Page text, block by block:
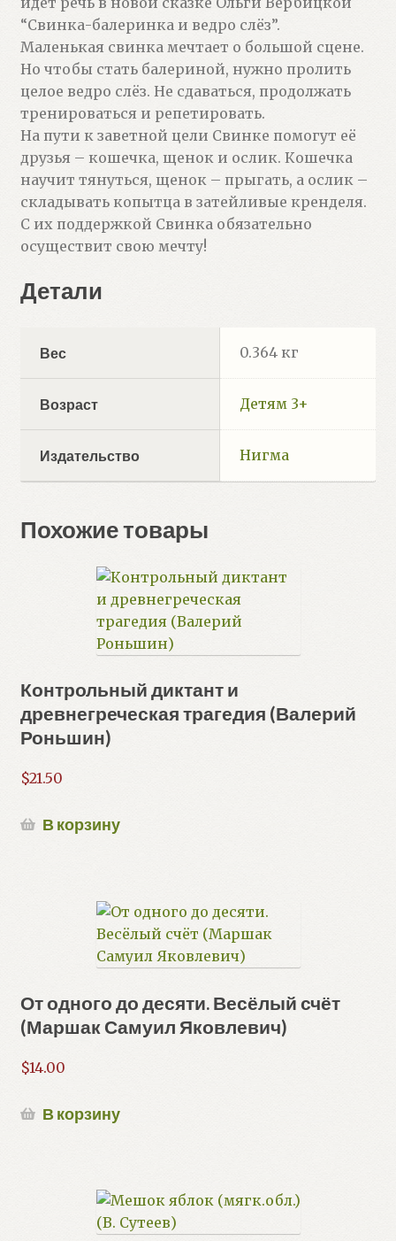
“Свинка-балеринка и ведро слёз”.
Маленькая свинка мечтает о большой сцене.
Но чтобы стать балериной, нужно пролить
целое ведро слёз. Не сдаваться, продолжать
тренироваться и репетировать.
На пути к заветной цели Свинке помогут её
друзья – кошечка, щенок и ослик. Кошечка
научит тянуться, щенок – прыгать, а ослик –
складывать копытца в затейливые кренделя.
С их поддержкой Свинка обязательно
осуществит свою мечту!
Детали
Вес 0.364 кг
Возраст Детям 3+
Издательство Нигма
Похожие товары
Контрольный диктант и
древнегреческая трагедия (Валерий
Роньшин)
$21.50
В корзину
От одного до десяти. Весёлый счёт
(Маршак Самуил Яковлевич)
$14.00
В корзину